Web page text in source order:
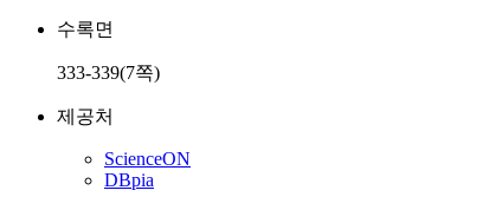
수록면
333-339(7쪽)
제공처
ScienceON
DBpia